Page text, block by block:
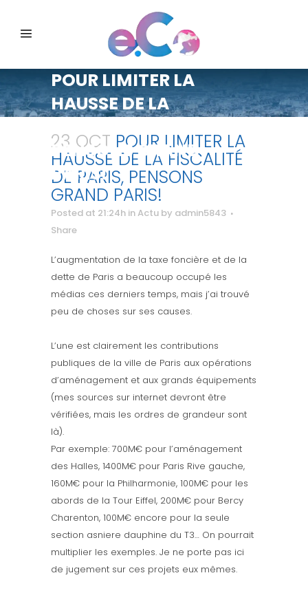
POUR LIMITER LA
HAUSSE DE LA
PENSONS GRAND
PARIS!
23 OCT POUR LIMITER LA
HAUSSE DE LA FISCALITÉ
DE PARIS, PENSONS
GRAND PARIS!
Posted at 21:24h inActu by admin5843
Share
L’augmentation de la taxe foncière et de la
dette de Paris a beaucoup occupé les
médias ces derniers temps, mais j’ai trouvé
peu de choses sur ses causes.
L’une est clairement les contributions
publiques de la ville de Paris aux opérations
d’aménagement et aux grands équipements
(mes sources sur internet devront être
vérifiées, mais les ordres de grandeur sont
là).
Par exemple: 700M€ pour l’aménagement
des Halles, 1400M€ pour Paris Rive gauche,
160M€ pour la Philharmonie, 100M€ pour les
abords de la Tour Eiffel, 200M€ pour Bercy
Charenton, 100M€ encore pour la seule
section asniere dauphine du T3… On pourrait
multiplier les exemples. Je ne porte pas ici
de jugement sur ces projets eux mêmes.